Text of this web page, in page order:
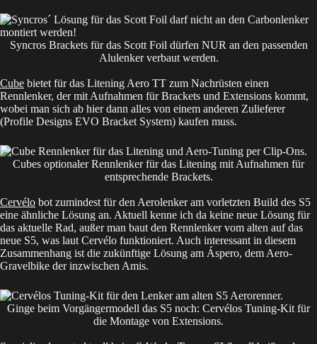
Syncros Brackets für das Scott Foil dürfen NUR an den passenden
Alulenker verbaut werden.
Cube bietet für das Litening Aero TT zum Nachrüsten einen
Rennlenker, der mit Aufnahmen für Brackets und Extensions kommt,
wobei man sich ab hier dann alles von einem anderen Zulieferer
(Profile Designs EVO Bracket System) kaufen muss.
Cubes optionaler Rennlenker für das Litening mit Aufnahmen für
entsprechende Brackets.
Cervélo bot zumindest für den Aerolenker am vorletzten Build des S5
eine ähnliche Lösung an. Aktuell kenne ich da keine neue Lösung für
das aktuelle Rad, außer man baut den Rennlenker vom alten auf das
neue S5, was laut Cervélo funktioniert. Auch interessant in diesem
Zusammenhang ist die zukünftige Lösung am Áspero, dem Aero-
Gravelbike der inzwischen Amis.
Ginge beim Vorgängermodell das S5 noch: Cervélos Tuning-Kit für
die Montage von Extensions.